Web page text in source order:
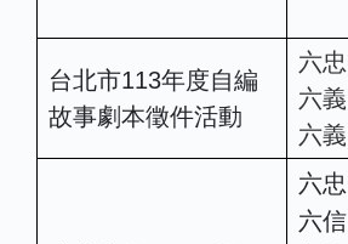
台北市113年度自編
故事劇本徵件活動
六忠
六義
六義
六忠
六信